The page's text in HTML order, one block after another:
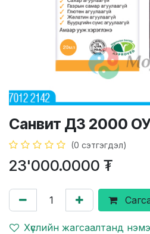
Санвит Д3 2000
(0 сэтгэгдэл)
23'000.0000 ₮
Хүслийн жагсаалтанд